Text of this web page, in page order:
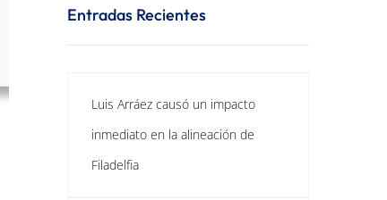
Entradas Recientes
Luis Arráez causó un impacto
inmediato en la alineación de
Filadelfia